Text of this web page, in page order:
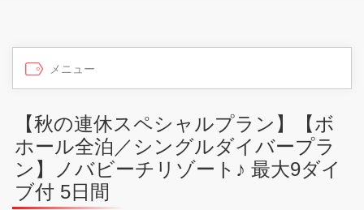
【秋の連休スペシャルプラン】【ボ
ホール全泊／シングルダイバープラ
ン】ノバビーチリゾート♪ 最大9ダイ
ブ付 5日間